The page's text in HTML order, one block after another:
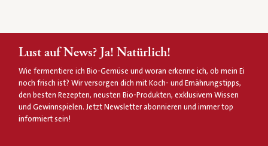
Lust auf News? Ja! Natürlich!
Wie fermentiere ich Bio-Gemüse und woran erkenne ich, ob mein Ei
noch frisch ist? Wir versorgen dich mit Koch- und Ernährungstipps,
den besten Rezepten, neusten Bio-Produkten, exklusivem Wissen
und Gewinnspielen. Jetzt Newsletter abonnieren und immer top
informiert sein!